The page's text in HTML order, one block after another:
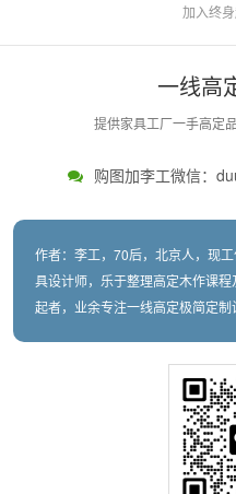
加入终
一线高
提供家具工厂一手高定
购图加李工微信：
作者：李工，70后，北京人，现
具设计师，乐于整理高定木作课
起者，业余专注一线高定极简定制